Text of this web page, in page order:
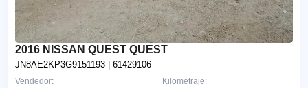
2016 NISSAN QUEST QUEST
JN8AE2KP3G9151193 | 61429106
Kilometraje:
Vendedor: